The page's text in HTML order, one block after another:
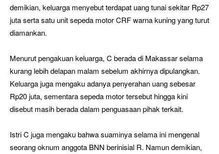
demikian, keluarga menyebut terdapat uang tunai sekitar Rp27
juta serta satu unit sepeda motor CRF warna kuning yang turut
diamankan.
Menurut pengakuan keluarga, C berada di Makassar selama
kurang lebih delapan malam sebelum akhirnya dipulangkan.
Keluarga juga mengaku adanya penyerahan uang sebesar
Rp20 juta, sementara sepeda motor tersebut hingga kini
disebut masih berada dalam penguasaan pihak terkait.
Istri C juga mengaku bahwa suaminya selama ini mengenal
seorang oknum anggota BNN berinisial R. Namun demikian,